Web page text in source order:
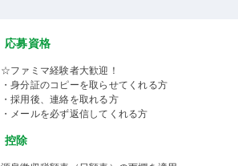
応募資格
☆ファミマ経験者大歓迎！
・身分証のコピーを取らせてくれる方
・採用後、連絡を取れる方
・メールを必ず返信してくれる方
控除